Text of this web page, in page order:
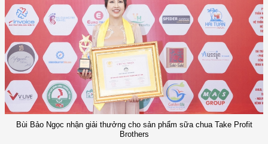
Bùi Bảo Ngọc nhận giải thưởng cho sản phẩm sữa chua Take Profit
Brothers